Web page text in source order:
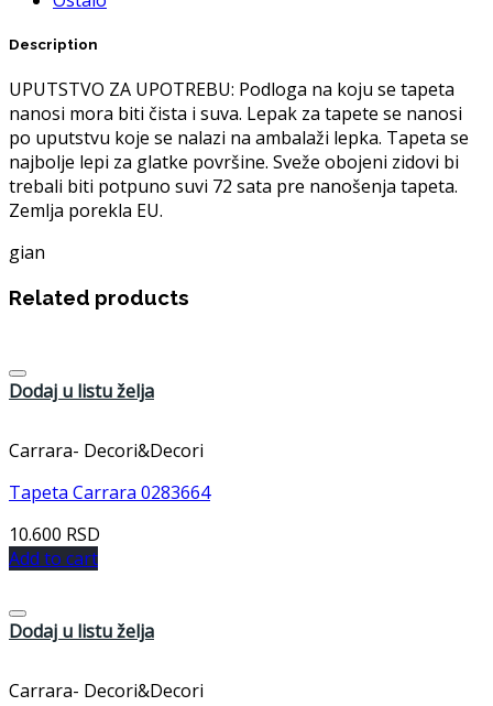
Description
UPUTSTVO ZA UPOTREBU: Podloga na koju se tapeta
nanosi mora biti čista i suva. Lepak za tapete se nanosi
po uputstvu koje se nalazi na ambalaži lepka. Tapeta se
najbolje lepi za glatke površine. Sveže obojeni zidovi bi
trebali biti potpuno suvi 72 sata pre nanošenja tapeta.
Zemlja porekla EU.
gian
Related products
Dodaj u listu želja
Carrara- Decori&Decori
Tapeta Carrara 0283664
10.600 RSD
Add to cart
Dodaj u listu želja
Carrara- Decori&Decori